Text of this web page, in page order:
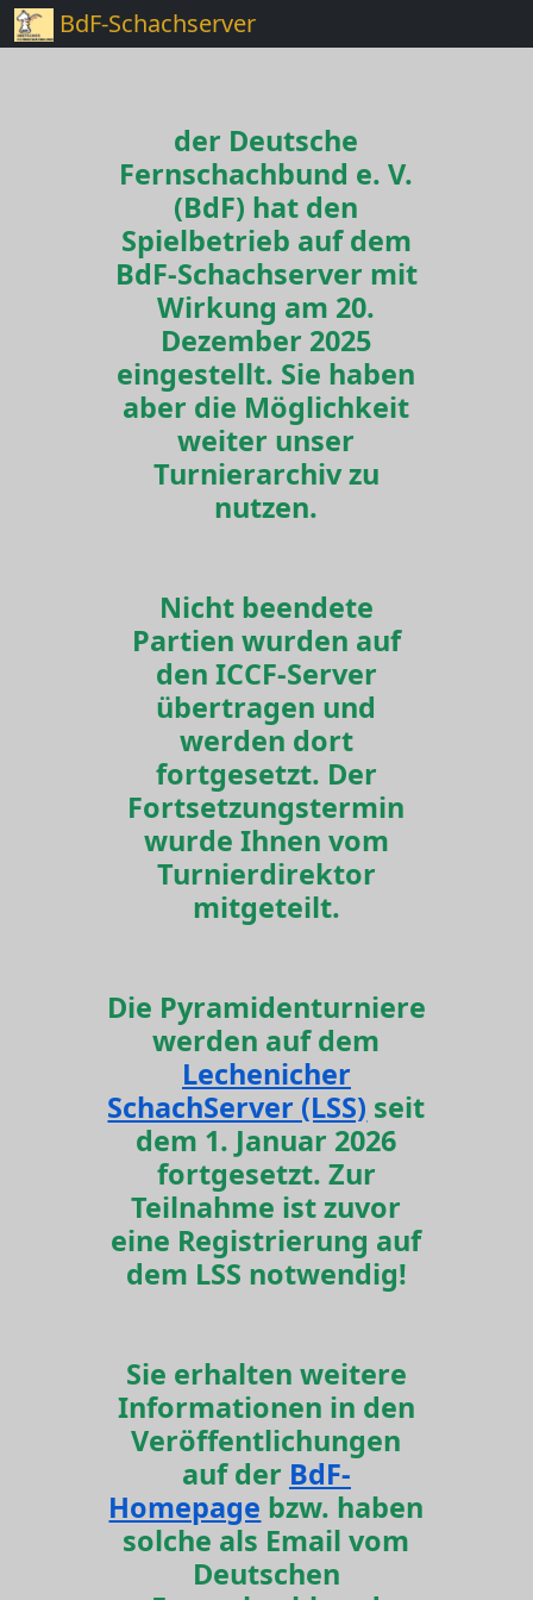
BdF-Schachserver
der Deutsche
Fernschachbund e. V.
(BdF) hat den
Spielbetrieb auf dem
BdF-Schachserver mit
Wirkung am 20.
Dezember 2025
eingestellt. Sie haben
aber die Möglichkeit
weiter unser
Turnierarchiv zu
nutzen.
Nicht beendete
Partien wurden auf
den ICCF-Server
übertragen und
werden dort
fortgesetzt. Der
Fortsetzungstermin
wurde Ihnen vom
Turnierdirektor
mitgeteilt.
Die Pyramidenturniere
werden auf dem
Lechenicher
SchachServer (LSS) seit
dem 1. Januar 2026
fortgesetzt. Zur
Teilnahme ist zuvor
eine Registrierung auf
dem LSS notwendig!
Sie erhalten weitere
Informationen in den
Veröffentlichungen
auf der BdF-
Homepage bzw. haben
solche als Email vom
Deutschen